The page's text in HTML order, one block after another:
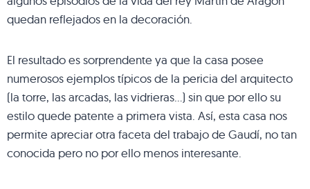
quedan reflejados en la decoración.
El resultado es sorprendente ya que la casa posee
numerosos ejemplos típicos de la pericia del arquitecto
(la torre, las arcadas, las vidrieras…) sin que por ello su
estilo quede patente a primera vista. Así, esta casa nos
permite apreciar otra faceta del trabajo de Gaudí, no tan
conocida pero no por ello menos interesante.